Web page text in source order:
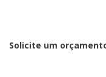
Solicite um